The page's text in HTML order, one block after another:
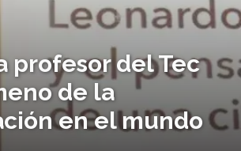
profesor del Tec
de la
en el mundo